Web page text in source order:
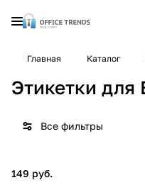
Главная Каталог
Этикетки для
Все фильтры
149 руб.